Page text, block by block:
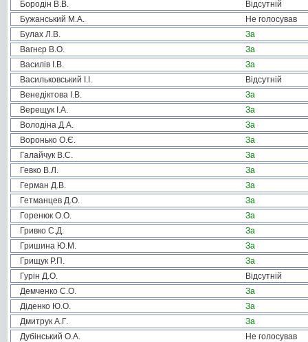
Бородін В.В.
Відсутній
Бужанський М.А.
Не голосував
Булах Л.В.
За
Вагнєр В.О.
За
Василів І.В.
За
Васильковський І.І.
Відсутній
Венедіктова І.В.
За
Верещук І.А.
За
Володіна Д.А.
За
Воронько О.Є.
За
Галайчук В.С.
За
Гевко В.Л.
За
Герман Д.В.
За
Гетманцев Д.О.
За
Горенюк О.О.
За
Гривко С.Д.
За
Гришина Ю.М.
За
Грищук Р.П.
За
Гурін Д.О.
Відсутній
Демченко С.О.
За
Діденко Ю.О.
За
Дмитрук А.Г.
За
Дубінський О.А.
Не голосував